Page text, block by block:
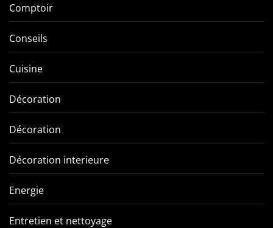
Comptoir
Conseils
Cuisine
Décoration
Décoration
Décoration interieure
Energie
Entretien et nettoyage